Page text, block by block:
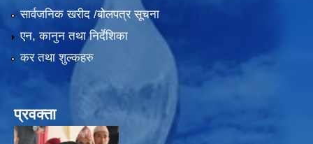
सार्वजनिक खरीद /बोलपत्र सूचना
एन, कानुन तथा निर्देशिका
कर तथा शुल्कहरु
प्रवक्ता